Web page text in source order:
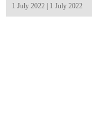
1 July 2022 | 1 July 2022